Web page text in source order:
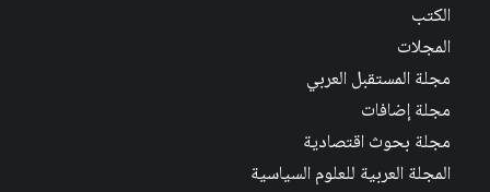
الكتب
المجلات
مجلة المستقبل العربي
مجلة إضافات
مجلة بحوث اقتصادية
المجلة العربية للعلوم السياسية